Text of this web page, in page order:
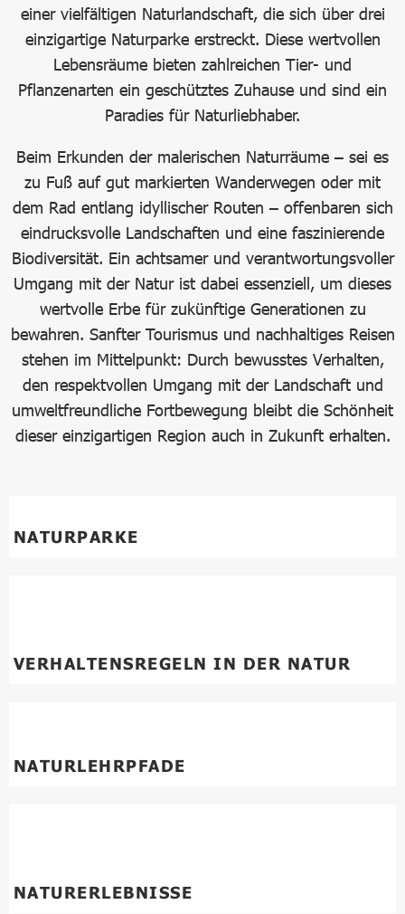
einer vielfältigen Naturlandschaft, die sich über drei
einzigartige Naturparke erstreckt. Diese wertvollen
Lebensräume bieten zahlreichen Tier- und
Pflanzenarten ein geschütztes Zuhause und sind ein
Paradies für Naturliebhaber.
Beim Erkunden der malerischen Naturräume – sei es
zu Fuß auf gut markierten Wanderwegen oder mit
dem Rad entlang idyllischer Routen – offenbaren sich
eindrucksvolle Landschaften und eine faszinierende
Biodiversität. Ein achtsamer und verantwortungsvoller
Umgang mit der Natur ist dabei essenziell, um dieses
wertvolle Erbe für zukünftige Generationen zu
bewahren. Sanfter Tourismus und nachhaltiges Reisen
stehen im Mittelpunkt: Durch bewusstes Verhalten,
den respektvollen Umgang mit der Landschaft und
umweltfreundliche Fortbewegung bleibt die Schönheit
dieser einzigartigen Region auch in Zukunft erhalten.
NATURPARKE
VERHALTENSREGELN IN DER NATUR
NATURLEHRPFADE
NATURERLEBNISSE